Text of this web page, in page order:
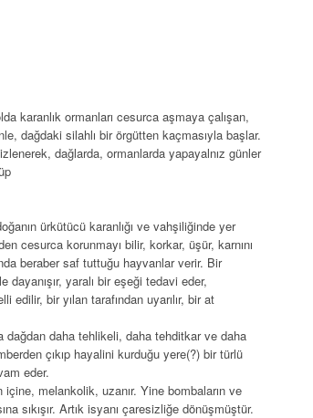
karanlık ormanları cesurca aşmaya çalışan,
dağdaki silahlı bir örgütten kaçmasıyla başlar.
dağlarda, ormanlarda yapayalnız günler
ürkütücü karanlığı ve vahşiliğinde yer
cesurca korunmayı bilir, korkar, üşür, karnını
beraber saf tuttuğu hayvanlar verir. Bir
yaralı bir eşeği tedavi eder,
edilir, bir yılan tarafından uyarılır, bir at
daha tehlikeli, daha tehditkar ve daha
çıkıp hayalini kurduğu yere(?) bir türlü
eder.
içine, melankolik, uzanır. Yine bombaların ve
sıkışır. Artık isyanı çaresizliğe dönüşmüştür.